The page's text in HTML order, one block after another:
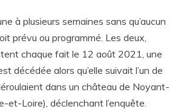
à plusieurs semaines sans qu’aucun
prévu ou programmé. Les deux,
chaque fait le 12 août 2021, une
décédée alors qu’elle suivait l’un de
dans un château de Noyant-
et-Loire), déclenchant l’enquête.